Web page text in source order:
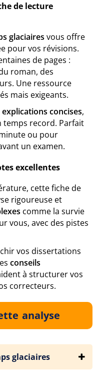
de lecture
glaciaires vous offre
pour vos révisions.
de pages :
roman, des
Une ressource
mais exigeants.
explications concises,
temps record. Parfait
ou pour
un examen.
excellentes
cette fiche de
rigoureuse et
comme la survie
vous, avec des pistes
vos dissertations
conseils
à structurer vos
correcteurs.
analyse
glaciaires